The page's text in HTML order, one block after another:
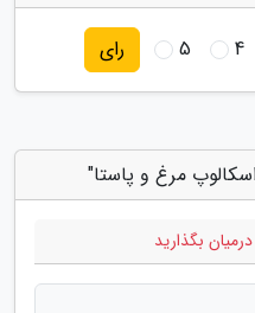
4
5 رای
مرغ و پاستا"
بگذارید